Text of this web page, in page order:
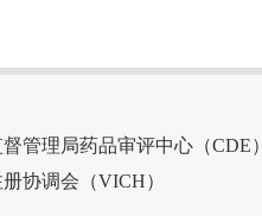
管理局药品审评中心（CDE）
协调会（VICH）